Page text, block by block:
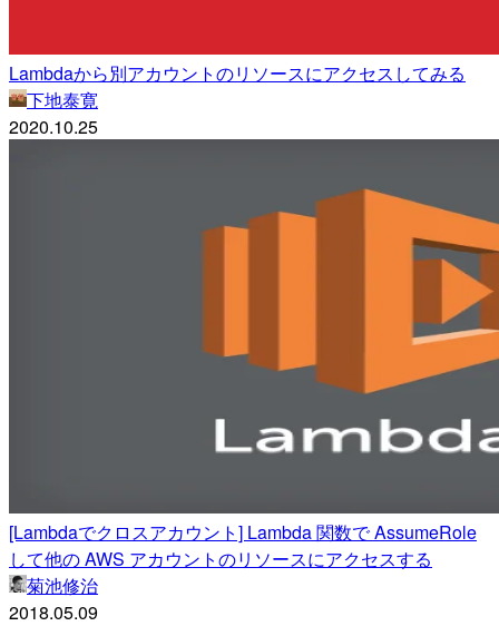
Lambdaから別アカウントのリソースにアクセスしてみる
下地泰寛
2020.10.25
[Lambdaでクロスアカウント] Lambda 関数で AssumeRole
して他の AWS アカウントのリソースにアクセスする
菊池修治
2018.05.09